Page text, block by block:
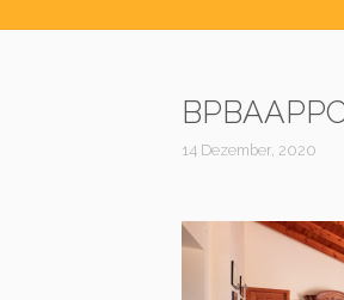
14 Dezember, 2020